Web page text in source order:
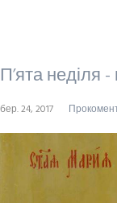
П’ята неділя
бер. 24, 2017